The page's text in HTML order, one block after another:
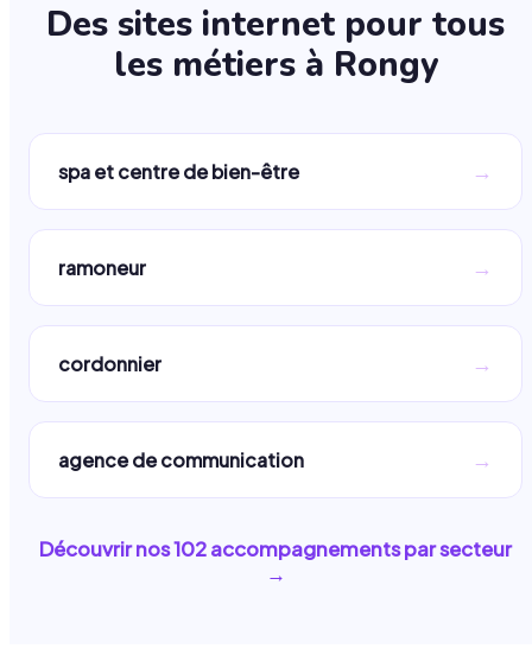
Des sites internet pour tous
les métiers à Rongy
spa et centre de bien-être →
ramoneur →
cordonnier →
agence de communication →
Découvrir nos102accompagnements par secteur
→